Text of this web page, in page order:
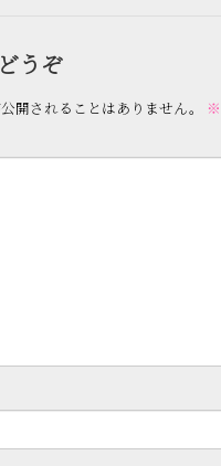
うぞ
開されることはありません。 ※